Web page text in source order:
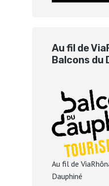
Au fil de
Balcons du
Au fil de
Dauphiné